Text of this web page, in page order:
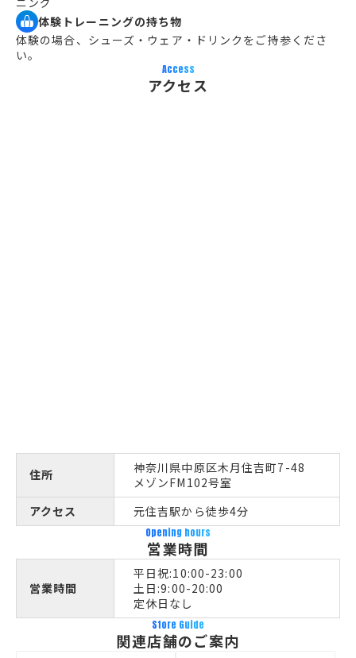
体験トレーニングの持ち物
体験の場合、シューズ・ウェア・ドリンクをご持参くださ
い。
Access
アクセス
住所
神奈川県中原区木月住吉町7-48
メゾンFM102号室
アクセス
元住吉駅から徒歩4分
Opening hours
営業時間
営業時間
平日祝:10:00-23:00
土日:9:00-20:00
定休日なし
Store Guide
関連店舗のご案内